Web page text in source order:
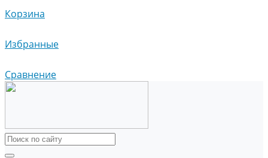
Корзина
Избранные
Сравнение